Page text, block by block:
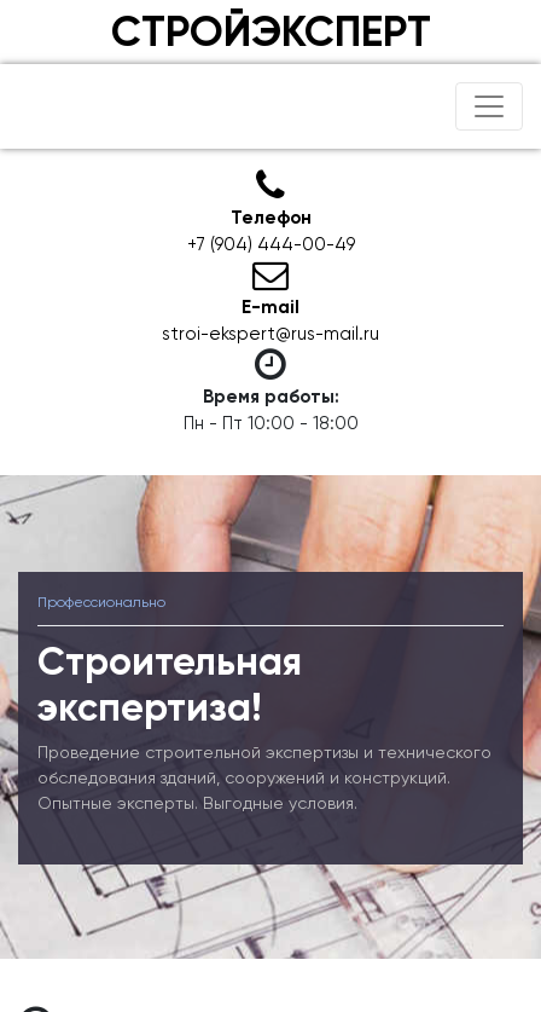
СТРОЙЭКСПЕРТ
Телефон
+7 (904) 444-00-49
E-mail
stroi-ekspert@rus-mail.ru
Время работы:
Пн - Пт 10:00 - 18:00
Профессионально
Строительная
экспертиза!
Проведение строительной экспертизы и технического
обследования зданий, сооружений и конструкций.
Опытные эксперты. Выгодные условия.